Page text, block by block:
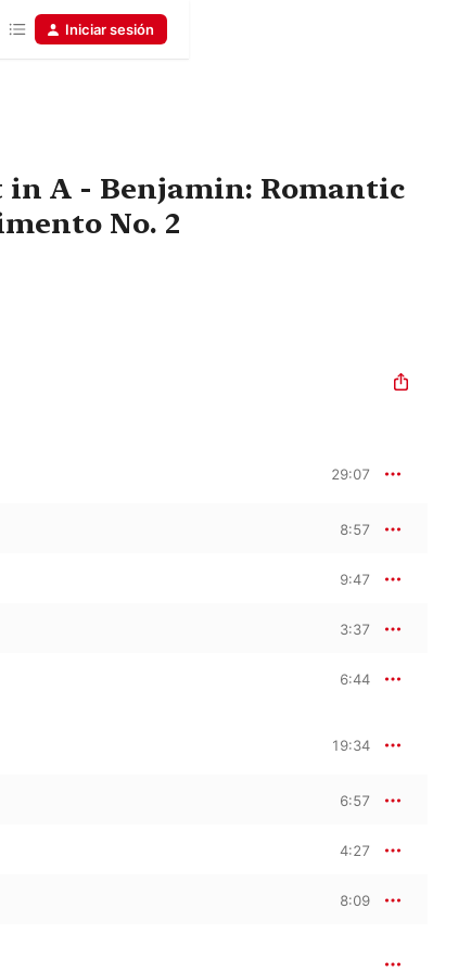
Iniciar sesión
A - Benjamin: Romantic
No. 2
29:07
8:57
9:47
3:37
6:44
19:34
6:57
4:27
8:09